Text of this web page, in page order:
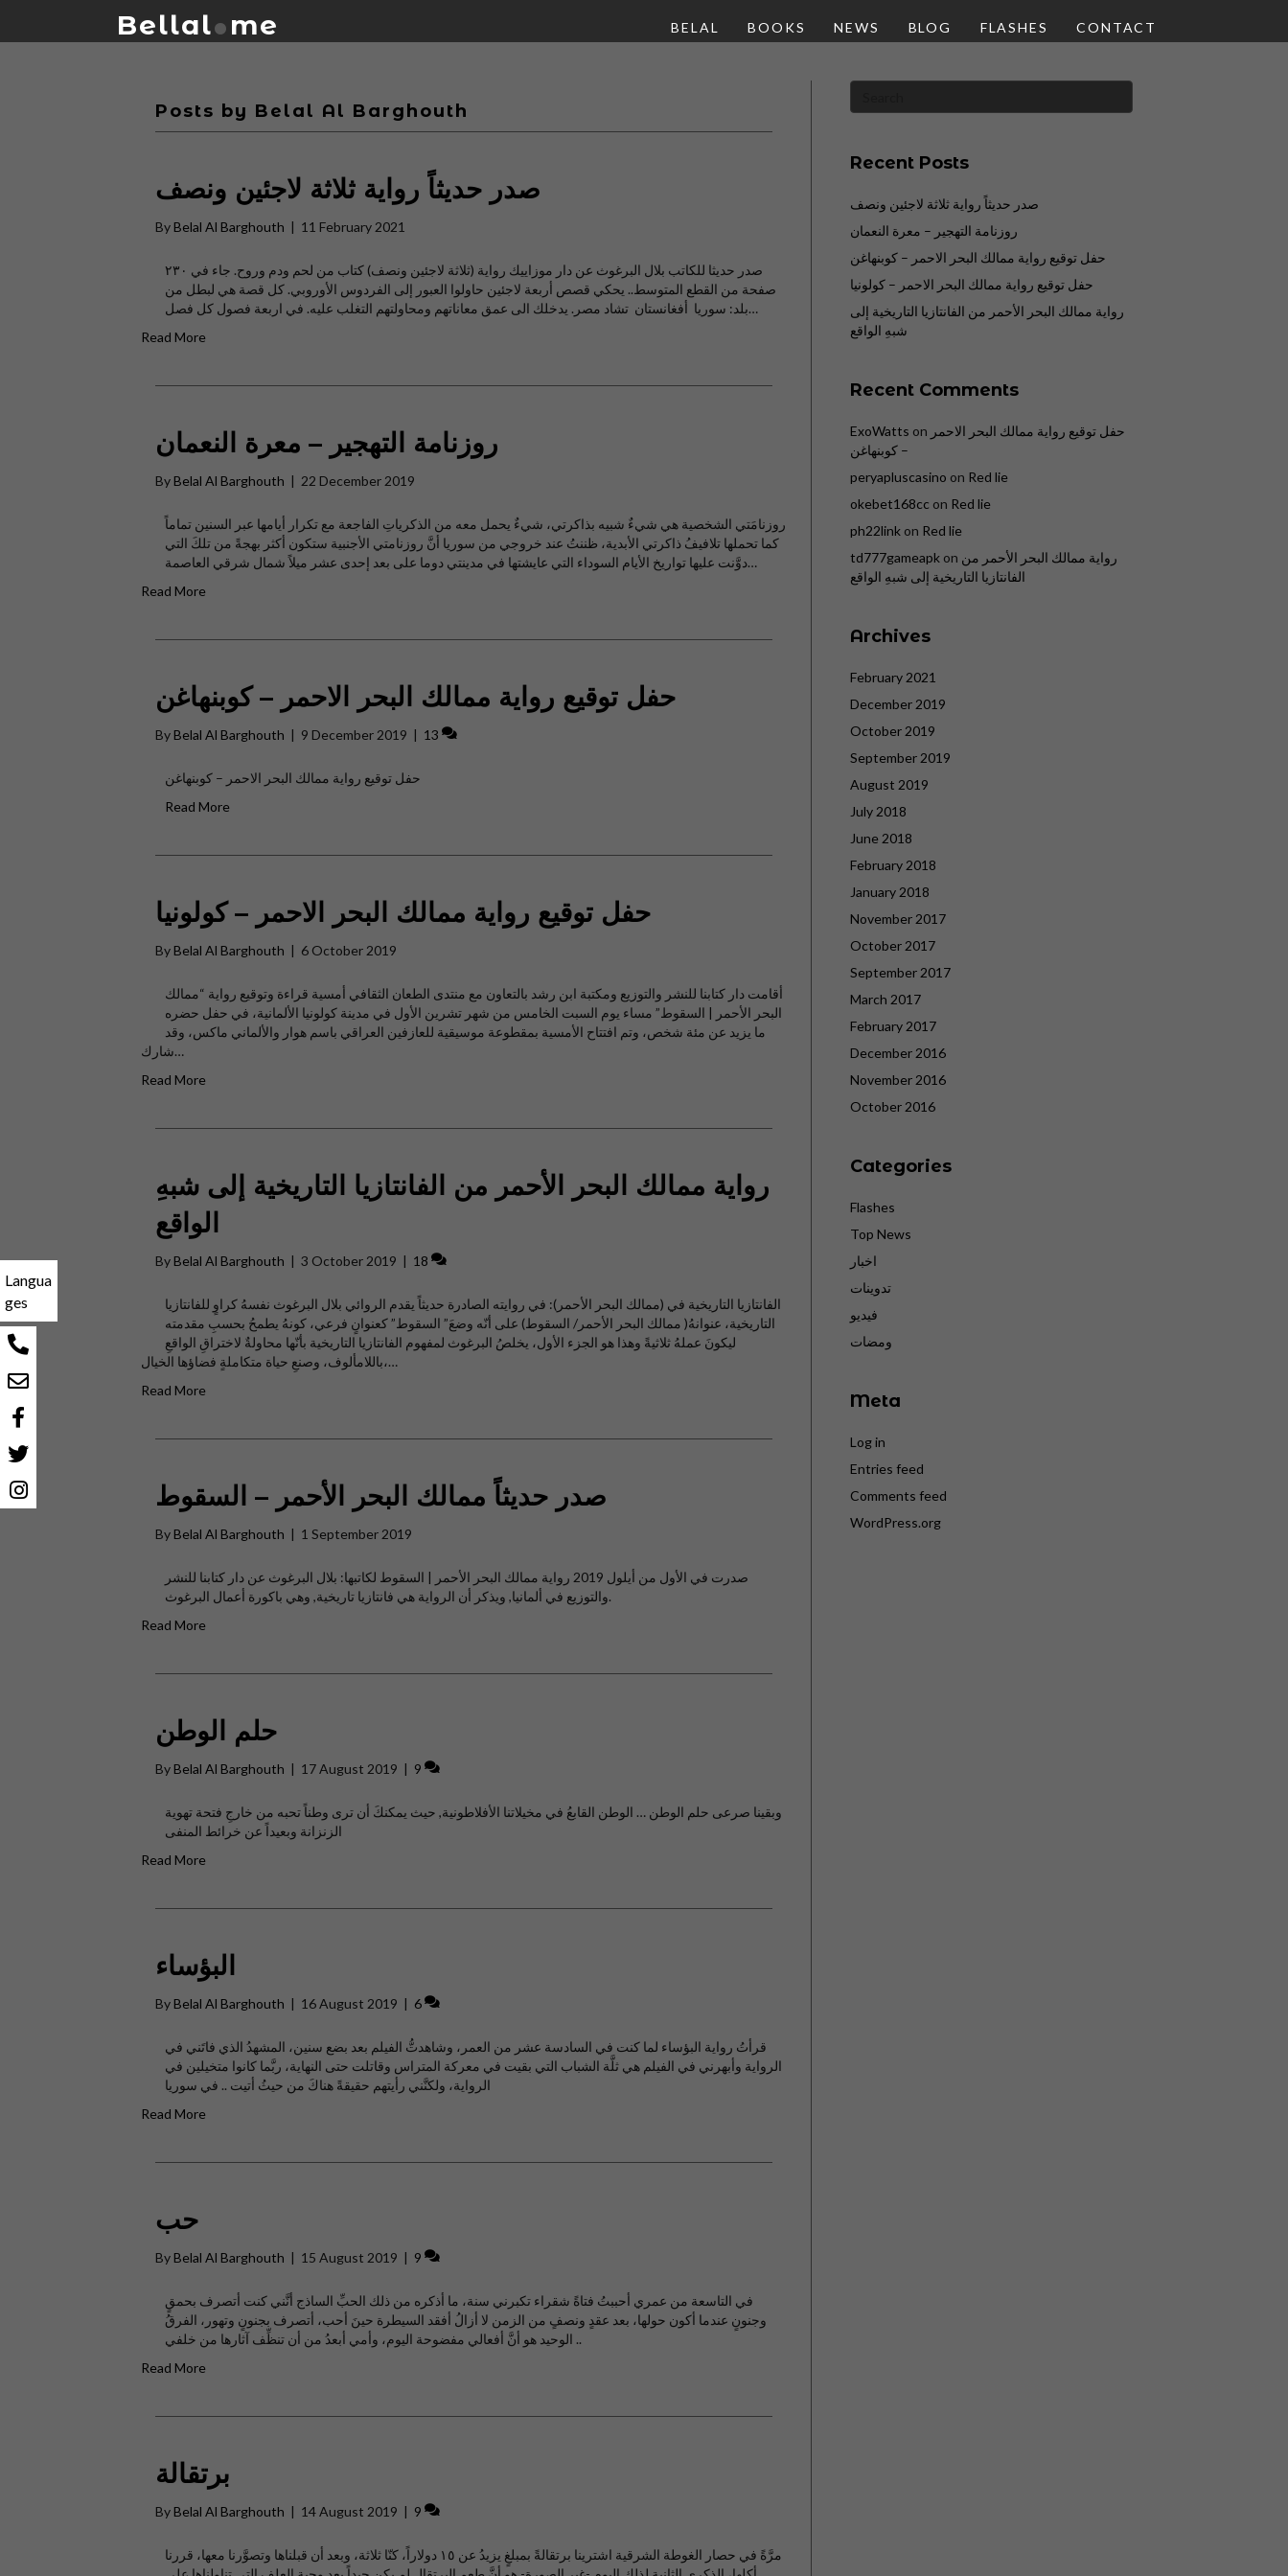
Bellal me BELAL BOOKS NEWS BLOG FLASHES CONTACT
Langua
ges
Posts by Belal Al Barghouth
صدر حديثاً رواية ثلاثة لاجئين ونصف
ByBelal Al Barghouth | 11 February 2021
صدر حديثا للكاتب بلال البرغوث عن دار موزاييك رواية (ثلاثة لاجئين ونصف) كتاب من لحم ودم وروح. جاء في ٢٣٠
صفحة من القطع المتوسط.. يحكي قصص أربعة لاجئين حاولوا العبور إلى الفردوس الأوروبي. كل قصة هي لبطل من
بلد: سوريا أفغانستان تشاد مصر. يدخلك الى عمق معاناتهم ومحاولتهم التغلب عليه. في اربعة فصول كل فصل…
Read More
روزنامة التهجير – معرة النعمان
ByBelal Al Barghouth | 22 December 2019
روزنامَتي الشخصية هي شيءٌ شبيه بذاكرتي، شيءٌ يحمل معه من الذكرياتِ الفاجعة مع تكرار أيامها عبر السنين تماماً
كما تحملها تلافيفُ ذاكرتي الأبدية، ظننتُ عند خروجي من سوريا أنَّ روزنامتي الأجنبية ستكون أكثر بهجةً من تلكَ التي
دوَّنت عليها تواريخ الأيام السوداء التي عايشتها في مدينتي دوما على بعد إحدى عشر ميلاً شمال شرقي العاصمة…
Read More
حفل توقيع رواية ممالك البحر الاحمر – كوبنهاغن
ByBelal Al Barghouth | 9 December 2019 | 13
حفل توقيع رواية ممالك البحر الاحمر – كوبنهاغن
Read More
حفل توقيع رواية ممالك البحر الاحمر – كولونيا
ByBelal Al Barghouth | 6 October 2019
أقامت دار كتابنا للنشر والتوزيع ومكتبة ابن رشد بالتعاون مع منتدى الطعان الثقافي أمسية قراءة وتوقيع رواية “ممالك
البحر الأحمر | السقوط” مساء يوم السبت الخامس من شهر تشرين الأول في مدينة كولونيا الألمانية، في حفل حضره
ما يزيد عن مئة شخص، وتم افتتاح الأمسية بمقطوعة موسيقية للعازفين العراقي باسم هوار والألماني ماكس، وقد
شارك…
Read More
رواية ممالك البحر الأحمر من الفانتازيا التاريخية إلى شبهِ
الواقع
ByBelal Al Barghouth | 3 October 2019 | 18
الفانتازيا التاريخية في (ممالك البحر الأحمر): في روايته الصادرة حديثاً يقدم الروائي بلال البرغوث نفسهُ كراوٍ للفانتازيا
التاريخية، عنوانهُ( ممالك البحر الأحمر/ السقوط) على أنّه وضعَ” السقوط” كعنوانٍ فرعي، كونهُ يطمحُ بحسبِ مقدمته
ليكونَ عملهُ ثلاثيةً وهذا هو الجزء الأول، يخلصُ البرغوث لمفهوم الفانتازيا التاريخية بأنّها محاولةٌ لاختراقِ الواقعِ
باللامألوف، وصنعِ حياة متكاملةٍ فضاؤها الخيال،…
Read More
صدر حديثاً ممالك البحر الأحمر – السقوط
ByBelal Al Barghouth | 1 September 2019
صدرت في الأول من أيلول 2019 رواية ممالك البحر الأحمر | السقوط لكاتبها: بلال البرغوث عن دار كتابنا للنشر
والتوزيع في ألمانيا, ويذكر أن الرواية هي فانتازيا تاريخية, وهي باكورة أعمال البرغوث.
Read More
حلم الوطن
ByBelal Al Barghouth | 17 August 2019 | 9
وبقينا صرعى حلم الوطن … الوطن القابعُ في مخيلاتنا الأفلاطونية, حيث يمكنكَ أن ترى وطناً تحبه من خارجِ فتحة تهوية
الزنزانة وبعيداً عن خرائط المنفى
Read More
البؤساء
ByBelal Al Barghouth | 16 August 2019 | 6
قرأتُ رواية البؤساء لما كنت في السادسة عشر من العمر، وشاهدتُّ الفيلم بعد بضع سنين، المشهدُ الذي فاتَني في
الرواية وأبهرني في الفيلم هي ثلَّة الشباب التي بقيت في معركة المتراس وقاتلت حتى النهاية، ربَّما كانوا متخيلين في
الرواية، ولكنَّني رأيتهم حقيقةً هناكَ من حيثُ أتيت .. في سوريا
Read More
حب
ByBelal Al Barghouth | 15 August 2019 | 9
في التاسعة من عمري أحببتُ فتاةً شقراء تكبرني سنة، ما أذكره من ذلك الحبِّ الساذج أنَّني كنت أتصرف بحمقٍ
وجنونٍ عندما أكون حولها، بعد عقدٍ ونصفٍ من الزمن لا أزالُ أفقد السيطرة حينَ أحب، أتصرف بجنونٍ وتهور، الفرقُ
الوحيد هو أنَّ أفعالي مفضوحة اليوم، وأمي أبعدُ من أن تنظِّف آثارها من خلفي ..
Read More
برتقالة
ByBelal Al Barghouth | 14 August 2019 | 9
مرَّةً في حصار الغوطة الشرقية اشترينا برتقالةً بمبلغٍ يزيدُ عن ١٥ دولاراً، كنّا ثلاثة، وبعد أن قبلناها وتصوَّرنا معها، قررنا
Recent Posts
صدر حديثاً رواية ثلاثة لاجئين ونصف
روزنامة التهجير – معرة النعمان
حفل توقيع رواية ممالك البحر الاحمر – كوبنهاغن
حفل توقيع رواية ممالك البحر الاحمر – كولونيا
رواية ممالك البحر الأحمر من الفانتازيا التاريخية إلى
شبهِ الواقع
Recent Comments
ExoWatts on حفل توقيع رواية ممالك البحر الاحمر
– كوبنهاغن
peryapluscasino on Red lie
okebet168cc on Red lie
ph22link on Red lie
td777gameapk on رواية ممالك البحر الأحمر من
الفانتازيا التاريخية إلى شبهِ الواقع
Archives
February 2021
December 2019
October 2019
September 2019
August 2019
July 2018
June 2018
February 2018
January 2018
November 2017
October 2017
September 2017
March 2017
February 2017
December 2016
November 2016
October 2016
Categories
Flashes
Top News
اخبار
تدوينات
فيديو
ومضات
Meta
Log in
Entries feed
Comments feed
WordPress.org